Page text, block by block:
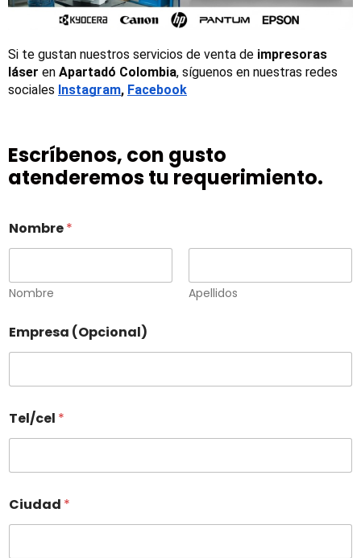
Si te gustan nuestros servicios de venta de impresoras
láser en Apartadó Colombia, síguenos en nuestras redes
sociales Instagram, Facebook
Escríbenos, con gusto
atenderemos tu requerimiento.
Nombre*
Nombre Apellidos
Empresa (Opcional)
Tel/cel *
Ciudad *